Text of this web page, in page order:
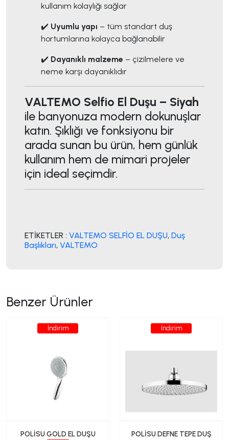
kullanım kolaylığı sağlar
✔️ Uyumlu yapı – tüm standart duş
hortumlarına kolayca bağlanabilir
✔️ Dayanıklı malzeme – çizilmelere ve
neme karşı dayanıklıdır
VALTEMO Selfio El Duşu – Siyah
ile banyonuza modern dokunuşlar
katın. Şıklığı ve fonksiyonu bir
arada sunan bu ürün, hem günlük
kullanım hem de mimari projeler
için ideal seçimdir.
ETİKETLER : VALTEMO SELFİO EL DUŞU, Duş
Başlıkları, VALTEMO
Benzer Ürünler
İndirim
POLİSU GOLD EL DUŞU
İndirim
POLİSU DEFNE TEPE DUŞ